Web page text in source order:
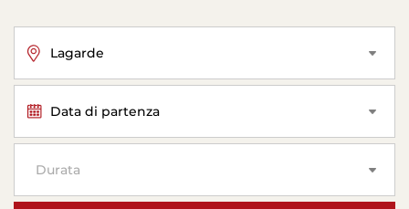
Lagarde
Data di partenza
Durata